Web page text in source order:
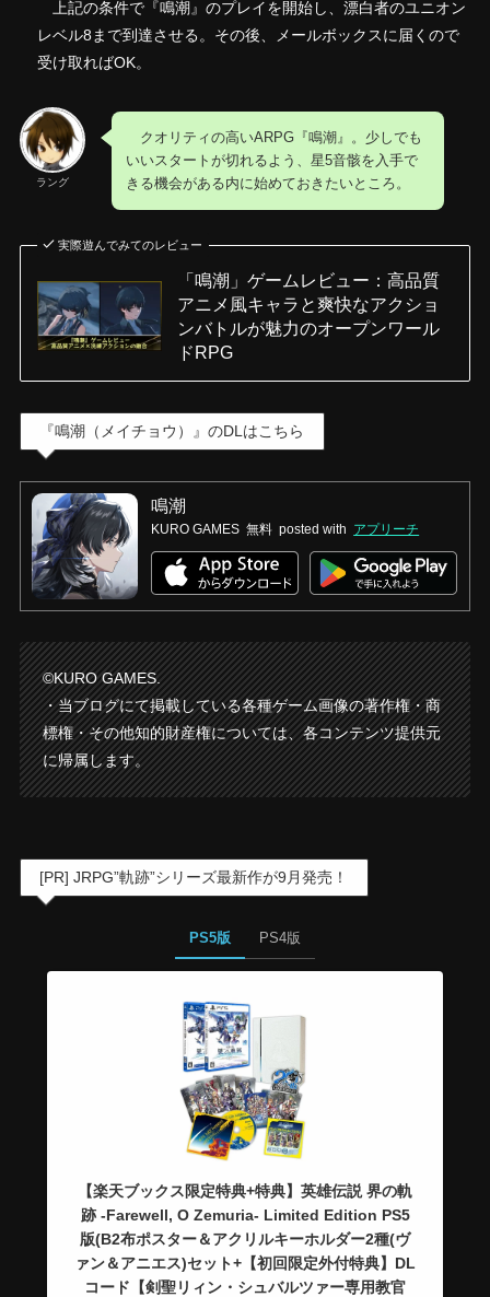
上記の条件で『鳴潮』のプレイを開始し、漂白者のユニオン
レベル8まで到達させる。その後、メールボックスに届くので
受け取ればOK。
ラング
クオリティの高いARPG『鳴潮』。少しでも
いいスタートが切れるよう、星5音骸を入手で
きる機会がある内に始めておきたいところ。
実際遊んでみてのレビュー
「鳴潮」ゲームレビュー：高品質
アニメ風キャラと爽快なアクショ
ンバトルが魅力のオープンワール
ドRPG
『鳴潮（メイチョウ）』のDLはこちら
鳴潮
KURO GAMES 無料 posted with アプリーチ
©KURO GAMES.
・当ブログにて掲載している各種ゲーム画像の著作権・商
標権・その他知的財産権については、各コンテンツ提供元
に帰属します。
[PR] JRPG”軌跡”シリーズ最新作が9月発売！
PS5版 PS4版
【楽天ブックス限定特典+特典】英雄伝説 界の軌
跡 -Farewell, O Zemuria- Limited Edition PS5
版(B2布ポスター＆アクリルキーホルダー2種(ヴ
ァン＆アニエス)セット+【初回限定外付特典】DL
コード【剣聖リィン・シュバルツァー専用教官